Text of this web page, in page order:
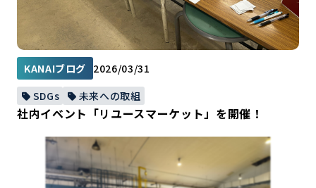
KANAIブログ 2026/03/31
SDGs
未来への取組
社内イベント「リユースマーケット」を開催！